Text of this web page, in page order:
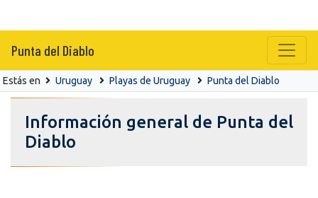
Punta del Diablo
Estás en Uruguay Playas de Uruguay Punta del Diablo
Información general de Punta del
Diablo